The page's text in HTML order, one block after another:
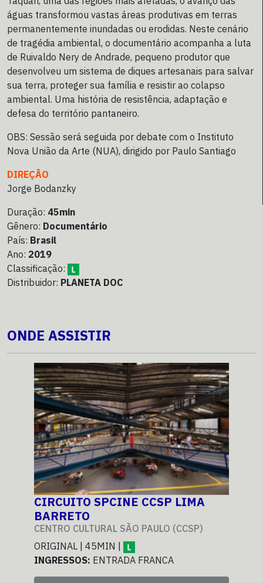
águas transformou vastas áreas produtivas em terras
permanentemente inundadas ou erodidas. Neste cenário
de tragédia ambiental, o documentário acompanha a luta
de Ruivaldo Nery de Andrade, pequeno produtor que
desenvolveu um sistema de diques artesanais para salvar
sua terra, proteger sua família e resistir ao colapso
ambiental. Uma história de resistência, adaptação e
defesa do território pantaneiro.
OBS: Sessão será seguida por debate com o Instituto
Nova União da Arte (NUA), dirigido por Paulo Santiago
DIREÇÃO
Jorge Bodanzky
Duração: 45min
Gênero: Documentário
País: Brasil
Ano: 2019
Classificação:
Distribuidor: PLANETA DOC
ONDE ASSISTIR
CIRCUITO SPCINE CCSP LIMA
BARRETO
CENTRO CULTURAL SÃO PAULO (CCSP)
ORIGINAL | 45MIN |
INGRESSOS: ENTRADA FRANCA